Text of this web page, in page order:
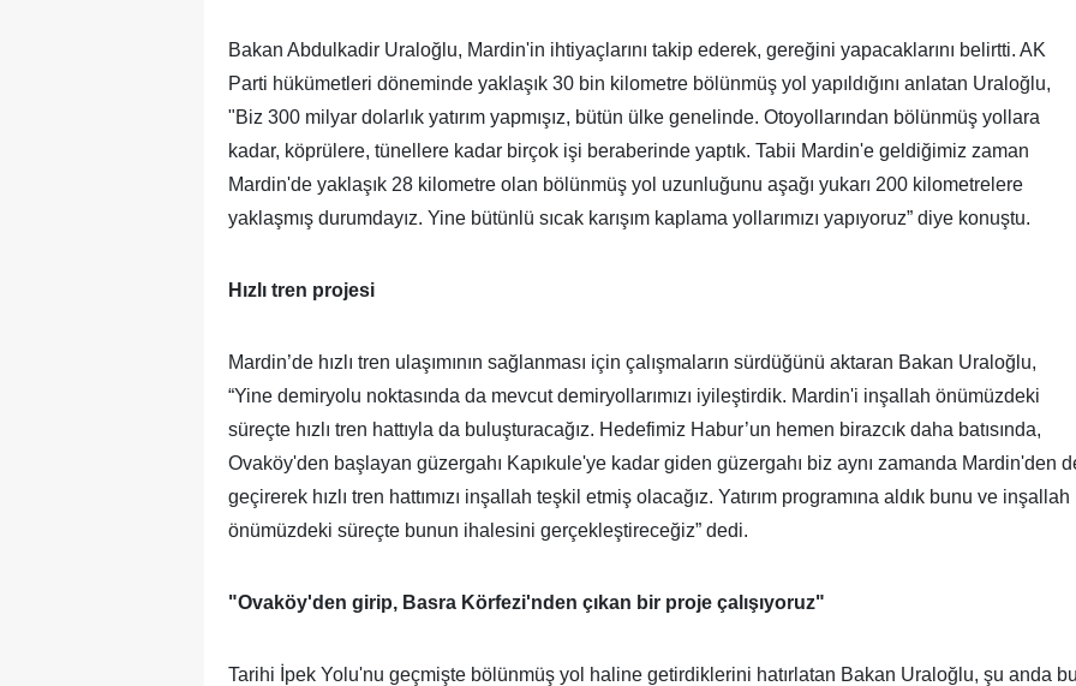
Bakan Abdulkadir Uraloğlu, Mardin'in ihtiyaçlarını takip ederek, gereğini yapacaklarını belirtti. AK
Parti hükümetleri döneminde yaklaşık 30 bin kilometre bölünmüş yol yapıldığını anlatan Uraloğlu,
"Biz 300 milyar dolarlık yatırım yapmışız, bütün ülke genelinde. Otoyollarından bölünmüş yollara
kadar, köprülere, tünellere kadar birçok işi beraberinde yaptık. Tabii Mardin'e geldiğimiz zaman
Mardin'de yaklaşık 28 kilometre olan bölünmüş yol uzunluğunu aşağı yukarı 200 kilometrelere
yaklaşmış durumdayız. Yine bütünlü sıcak karışım kaplama yollarımızı yapıyoruz” diye konuştu.
Hızlı tren projesi
Mardin’de hızlı tren ulaşımının sağlanması için çalışmaların sürdüğünü aktaran Bakan Uraloğlu,
“Yine demiryolu noktasında da mevcut demiryollarımızı iyileştirdik. Mardin'i inşallah önümüzdeki
süreçte hızlı tren hattıyla da buluşturacağız. Hedefimiz Habur’un hemen birazcık daha batısında,
Ovaköy'den başlayan güzergahı Kapıkule'ye kadar giden güzergahı biz aynı zamanda Mardin'den
geçirerek hızlı tren hattımızı inşallah teşkil etmiş olacağız. Yatırım programına aldık bunu ve inşallah
önümüzdeki süreçte bunun ihalesini gerçekleştireceğiz” dedi.
"Ovaköy'den girip, Basra Körfezi'nden çıkan bir proje çalışıyoruz"
Tarihi İpek Yolu'nu geçmişte bölünmüş yol haline getirdiklerini hatırlatan Bakan Uraloğlu, şu anda